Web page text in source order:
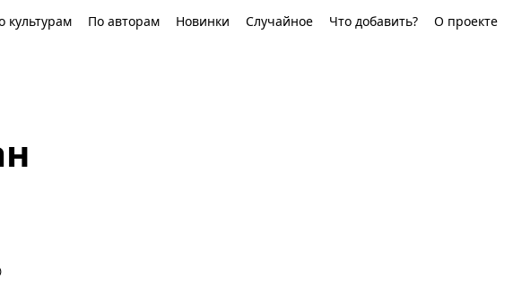
культурам По авторам Новинки Случайное Что добавить? О проекте